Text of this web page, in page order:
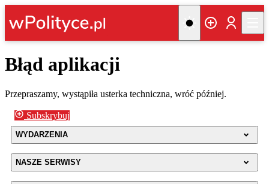
Błąd aplikacji
Przepraszamy, wystąpiła usterka techniczna, wróć później.
Subskrybuj
WYDARZENIA
NASZE SERWISY